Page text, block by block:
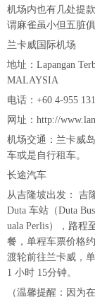
机场内也有几处提
谓麻雀虽小但五脏俱
兰卡威国际机场
地址：Lapangan
MALAYSIA
电话：+60 4-955
网址：http://
机场交通：兰卡威
车或是自行租车。
长途汽车
从吉隆坡出发： 吉
Duta 车站（Duta
uala Perlis），路程
餐，单程车票价格
渡轮前往兰卡威，
1 小时 15分钟。
（温馨提醒：因为